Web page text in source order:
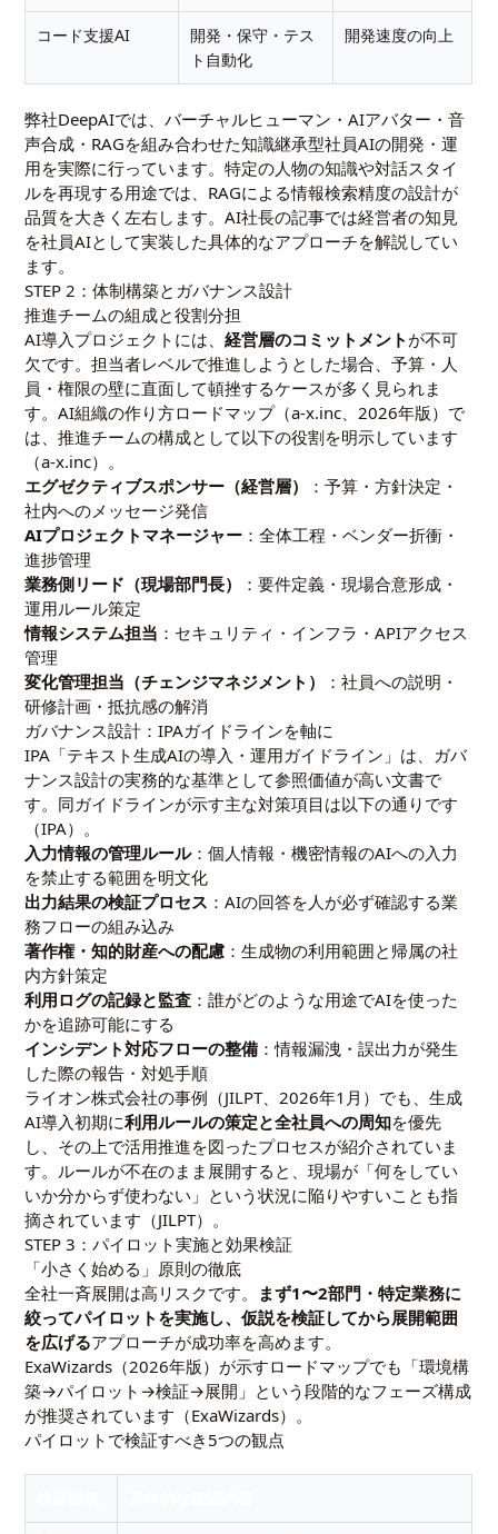
コード支援AI
開発・保守・テス
ト自動化
開発速度の向上
弊社DeepAIでは、バーチャルヒューマン・AIアバター・音
声合成・RAGを組み合わせた知識継承型社員AIの開発・運
用を実際に行っています。特定の人物の知識や対話スタイ
ルを再現する用途では、RAGによる情報検索精度の設計が
品質を大きく左右します。AI社長の記事では経営者の知見
を社員AIとして実装した具体的なアプローチを解説してい
ます。
STEP 2：体制構築とガバナンス設計
推進チームの組成と役割分担
AI導入プロジェクトには、経営層のコミットメント が不可
欠です。担当者レベルで推進しようとした場合、予算・人
員・権限の壁に直面して頓挫するケースが多く見られま
す。AI組織の作り方ロードマップ（a-x.inc、2026年版）で
は、推進チームの構成として以下の役割を明示しています
（a-x.inc）。
エグゼクティブスポンサー（経営層）
：予算・方針決定・
社内へのメッセージ発信
AIプロジェクトマネージャー ：全体工程・ベンダー折衝・
進捗管理
業務側リード（現場部門長）
：要件定義・現場合意形成・
運用ルール策定
情報システム担当 ：セキュリティ・インフラ・APIアクセス
管理
変化管理担当（チェンジマネジメント）
：社員への説明・
研修計画・抵抗感の解消
ガバナンス設計：IPAガイドラインを軸に
IPA「テキスト生成AIの導入・運用ガイドライン」は、ガバ
ナンス設計の実務的な基準として参照価値が高い文書で
す。同ガイドラインが示す主な対策項目は以下の通りです
（IPA）。
入力情報の管理ルール：個人情報・機密情報のAIへの入力
を禁止する範囲を明文化
出力結果の検証プロセス ：AIの回答を人が必ず確認する業
務フローの組み込み
著作権・知的財産への配慮 ：生成物の利用範囲と帰属の社
内方針策定
利用ログの記録と監査 ：誰がどのような用途でAIを使った
かを追跡可能にする
インシデント対応フローの整備 ：情報漏洩・誤出力が発生
した際の報告・対処手順
ライオン株式会社の事例（JILPT、2026年1月）でも、生成
AI導入初期に利用ルールの策定と全社員への周知を優先
し、その上で活用推進を図ったプロセスが紹介されていま
す。ルールが不在のまま展開すると、現場が「何をしてい
いか分からず使わない」という状況に陥りやすいことも指
摘されています（JILPT）。
STEP 3：パイロット実施と効果検証
「小さく始める」原則の徹底
全社一斉展開は高リスクです。 まず1〜2部門・特定業務に
絞ってパイロットを実施し、仮説を検証してから展開範囲
を広げるアプローチが成功率を高めます。
ExaWizards（2026年版）が示すロードマップでも「環境構
築→パイロット→検証→展開」という段階的なフェーズ構成
が推奨されています（ExaWizards）。
パイロットで検証すべき5つの観点